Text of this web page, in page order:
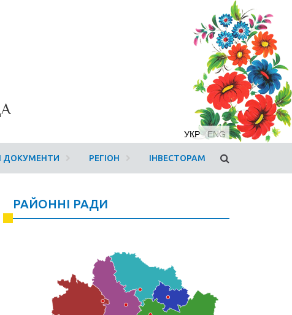
УКР ENG
ДОКУМЕНТИ РЕГІОН ІНВЕСТОРАМ
РАЙОННІ РАДИ